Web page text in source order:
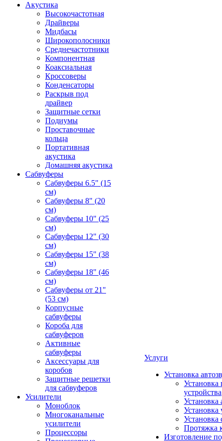
Акустика
Высокочастотная
Драйверы
Мидбасы
Широкополосники
Среднечастотники
Компонентная
Коаксиальная
Кроссоверы
Конденсаторы
Раскрыв под
драйвер
Защитные сетки
Подиумы
Проставочные
кольца
Портативная
акустика
Домашняя акустика
Сабвуферы
Сабвуферы 6.5" (15
см)
Сабвуферы 8" (20
см)
Сабвуферы 10" (25
см)
Сабвуферы 12" (30
см)
Сабвуферы 15" (38
см)
Сабвуферы 18" (46
см)
Сабвуферы от 21"
(53 см)
Корпусные
сабвуферы
Короба для
сабвуферов
Активные
сабвуферы
Аксессуары для
коробов
Защитные решетки
для сабвуферов
Усилители
Моноблок
Многоканальные
усилители
Процессоры
Услуги
Установка
Установка
устройства
Установка
Установка
Установка
Протяжка
Изготовление